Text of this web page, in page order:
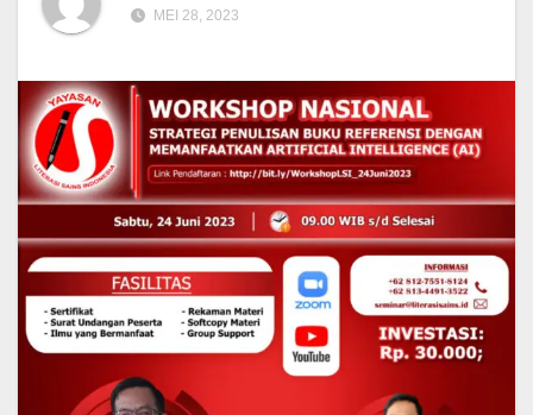
MEI 28, 2023